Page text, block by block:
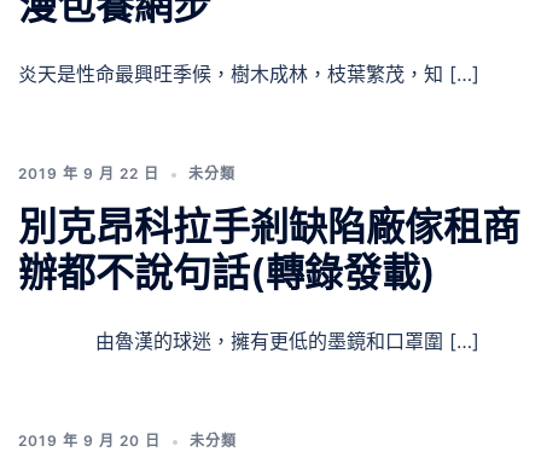
炎天是性命最興旺季候，樹木成林，枝葉繁茂，知 […]
2019 年 9 月 22 日 未分類
別克昂科拉手剎缺陷廠傢租商
辦都不說句話(轉錄發載)
由魯漢的球迷，擁有更低的墨鏡和口罩圍 […]
2019 年 9 月 20 日 未分類